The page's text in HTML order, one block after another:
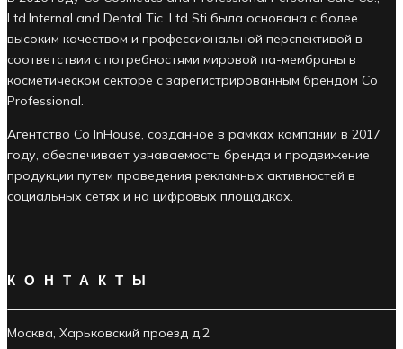
Ltd.Internal and Dental Tic. Ltd Sti была основана с более
высоким качеством и профессиональной перспективой в
соответствии с потребностями мировой па-мембраны в
косметическом секторе с зарегистрированным брендом Co
Professional.
Агентство Co InHouse, созданное в рамках компании в 2017
году, обеспечивает узнаваемость бренда и продвижение
продукции путем проведения рекламных активностей в
социальных сетях и на цифровых площадках.
КОНТАКТЫ
Москва, Харьковский проезд д.2